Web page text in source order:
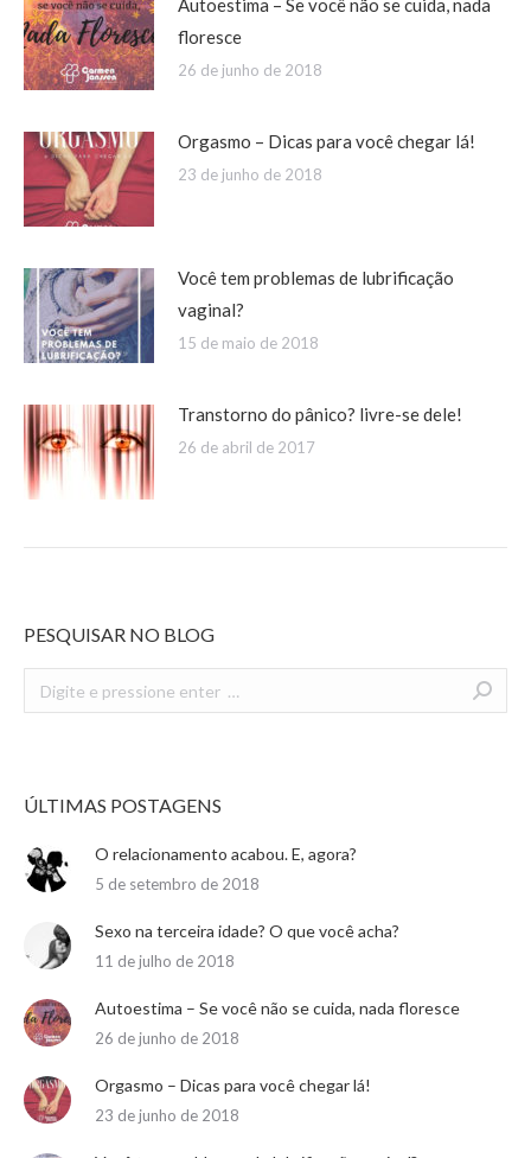
Autoestima – Se você não se cuida, nada
floresce
26 de junho de 2018
Orgasmo – Dicas para você chegar lá!
23 de junho de 2018
Você tem problemas de lubrificação
vaginal?
15 de maio de 2018
Transtorno do pânico? livre-se dele!
26 de abril de 2017
PESQUISAR NO BLOG
Search:
ÚLTIMAS POSTAGENS
O relacionamento acabou. E, agora?
5 de setembro de 2018
Sexo na terceira idade? O que você acha?
11 de julho de 2018
Autoestima – Se você não se cuida, nada floresce
26 de junho de 2018
Orgasmo – Dicas para você chegar lá!
23 de junho de 2018